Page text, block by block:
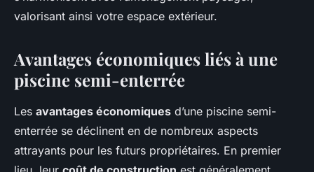
valorisant ainsi votre espace extérieur.
Avantages économiques liés à une
piscine semi-enterrée
Les avantages économiques d’une piscine semi-
enterrée se déclinent en de nombreux aspects
attrayants pour les futurs propriétaires. En premier